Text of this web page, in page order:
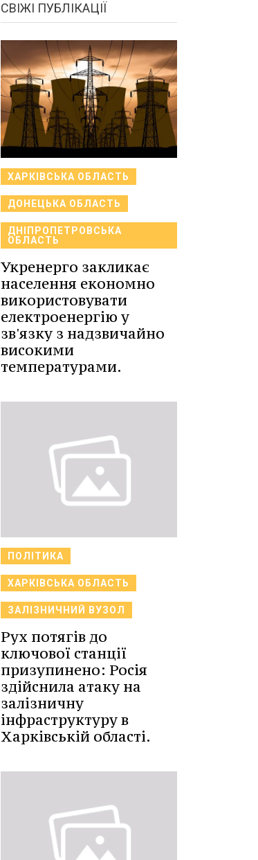
СВІЖІ ПУБЛІКАЦІЇ
ХАРКІВСЬКА ОБЛАСТЬ
ДОНЕЦЬКА ОБЛАСТЬ
ДНІПРОПЕТРОВСЬКА
ОБЛАСТЬ
Укренерго закликає
населення економно
використовувати
електроенергію у
зв'язку з надзвичайно
високими
температурами.
ПОЛІТИКА
ХАРКІВСЬКА ОБЛАСТЬ
ЗАЛІЗНИЧНИЙ ВУЗОЛ
Рух потягів до
ключової станції
призупинено: Росія
здійснила атаку на
залізничну
інфраструктуру в
Харківській області.